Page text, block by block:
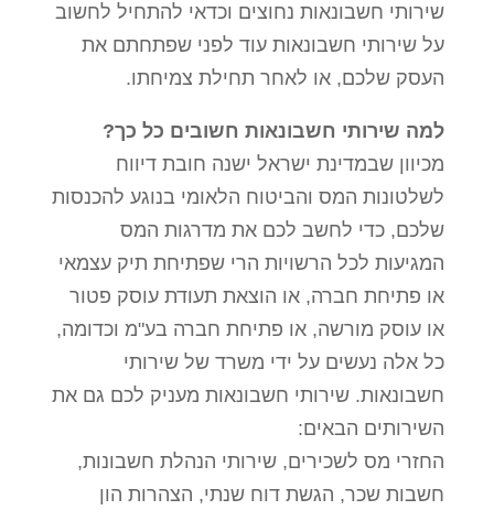
שירותי חשבונאות נחוצים וכדאי להתחיל לחשוב
על שירותי חשבונאות עוד לפני שפתחתם את
העסק שלכם, או לאחר תחילת צמיחתו.
למה שירותי חשבונאות חשובים כל כך?
מכיוון שבמדינת ישראל ישנה חובת דיווח
לשלטונות המס והביטוח הלאומי בנוגע להכנסות
שלכם, כדי לחשב לכם את מדרגות המס
המגיעות לכל הרשויות הרי שפתיחת תיק עצמאי
או פתיחת חברה, או הוצאת תעודת עוסק פטור
או עוסק מורשה, או פתיחת חברה בע"מ וכדומה,
כל אלה נעשים על ידי משרד של שירותי
חשבונאות. שירותי חשבונאות מעניק לכם גם את
השירותים הבאים:
החזרי מס לשכירים, שירותי הנהלת חשבונות,
חשבות שכר, הגשת דוח שנתי, הצהרות הון